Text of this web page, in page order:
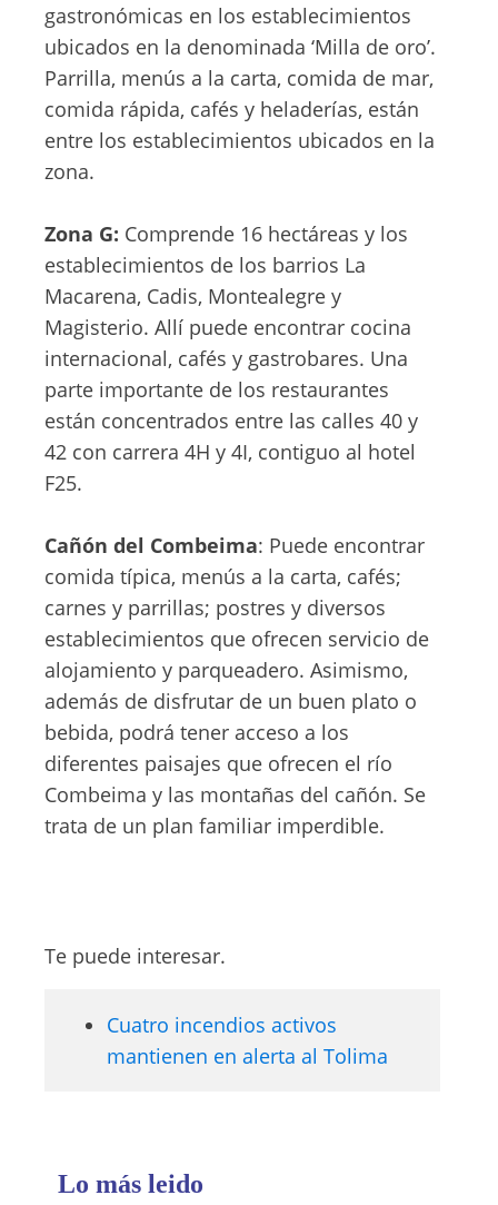
gastronómicas en los establecimientos
ubicados en la denominada ‘Milla de oro’.
Parrilla, menús a la carta, comida de mar,
comida rápida, cafés y heladerías, están
entre los establecimientos ubicados en la
zona.
Zona G: Comprende 16 hectáreas y los
establecimientos de los barrios La
Macarena, Cadis, Montealegre y
Magisterio. Allí puede encontrar cocina
internacional, cafés y gastrobares. Una
parte importante de los restaurantes
están concentrados entre las calles 40 y
42 con carrera 4H y 4I, contiguo al hotel
F25.
Cañón del Combeima: Puede encontrar
comida típica, menús a la carta, cafés;
carnes y parrillas; postres y diversos
establecimientos que ofrecen servicio de
alojamiento y parqueadero. Asimismo,
además de disfrutar de un buen plato o
bebida, podrá tener acceso a los
diferentes paisajes que ofrecen el río
Combeima y las montañas del cañón. Se
trata de un plan familiar imperdible.
Te puede interesar.
Cuatro incendios activos
mantienen en alerta al Tolima
Lo más leido